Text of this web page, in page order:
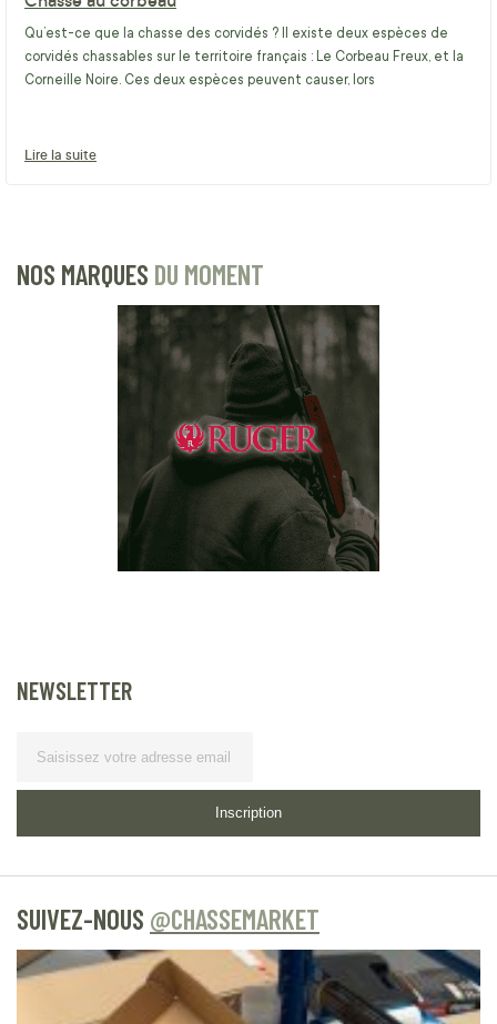
Qu’est-ce que la chasse des corvidés ? Il existe deux espèces de
corvidés chassables sur le territoire français : Le Corbeau Freux, et la
Corneille Noire. Ces deux espèces peuvent causer, lors
Lire la suite
NOS MARQUES DU MOMENT
NEWSLETTER
Inscription
SUIVEZ-NOUS @CHASSEMARKET